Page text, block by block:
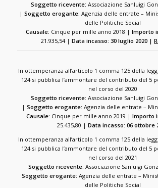
Soggetto ricevente: Associazione Sanluigi
|Soggetto erogante: Agenzia delle entrate –
delle Politiche Social
Causale: Cinque per mille anno 2018 | Importo
21.935,54 | Data incasso: 30 luglio 2020 |
In ottemperanza all’articolo 1 comma 125 della
124 si pubblica l’ammontare del contributo del 5
nel corso del 2020
Soggetto ricevente: Associazione Sanluigi
|Soggetto erogante: Agenzia delle entrate –
Causale: Cinque per mille anno 2019 | Importo
25.435,80 |Data incasso: 06 ottobre
In ottemperanza all’articolo 1 comma 125 della
124 si pubblica l’ammontare del contributo del 5
nel corso del 2021
Soggetto ricevente: Associazione Sanluigi
Soggetto erogante: Agenzia delle entrate –
delle Politiche Social